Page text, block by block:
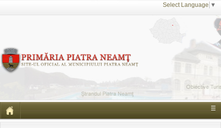
Select Language ▼
☰